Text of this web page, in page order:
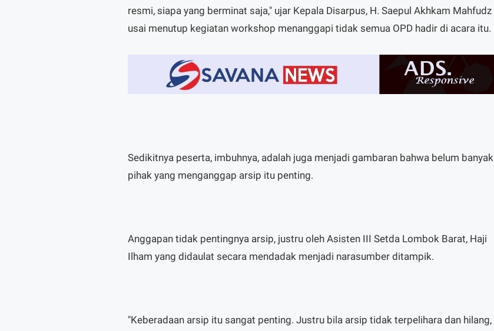
resmi, siapa yang berminat saja," ujar Kepala Disarpus, H. Saepul Akhkam Mahfudz
usai menutup kegiatan workshop menanggapi tidak semua OPD hadir di acara itu.
Sedikitnya peserta, imbuhnya, adalah juga menjadi gambaran bahwa belum banyak
pihak yang menganggap arsip itu penting.
Anggapan tidak pentingnya arsip, justru oleh Asisten III Setda Lombok Barat, Haji
Ilham yang didaulat secara mendadak menjadi narasumber ditampik.
"Keberadaan arsip itu sangat penting. Justru bila arsip tidak terpelihara dan hilang,